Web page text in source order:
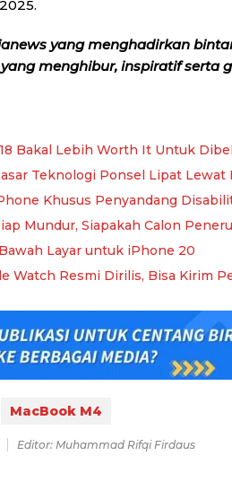
yang menghadirkan
menghibur, inspiratif serta
Bakal Lebih Worth It Untuk
Teknologi Ponsel Lipat Lewat
Khusus Penyandang
Mundur, Siapakah Calon
Layar untuk iPhone 20
Watch Resmi Dirilis, Bisa Kirim
MacBook M4
Editor: Muhammad Rifqi Firdaus